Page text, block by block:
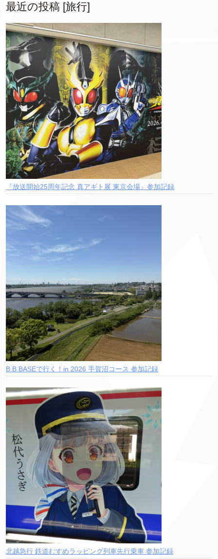
最近の投稿 [旅行]
『放送開始25周年記念 真アギト展 東京会場』参加記録
B.B.BASEで行く！in 2026 手賀沼コース 参加記録
北越急行 鉄道むすめラッピング列車先行乗車 参加記録